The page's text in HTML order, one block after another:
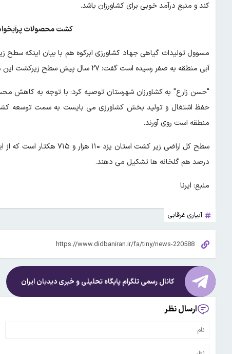
کند و منبع درآمد خوبی برای کشاورزان باشد.
کشت محصولات
مسوول تولیدات گیاهی جهاد کشاورزی ابرکوه هم با بیان اینکه سطح
آبی منطقه به صفر رسیده است گفت: ۲۷ سال پیش سطح زیرکشت این محصول بیش از ۳۰۰ هکتار بود.
"حسن زارع" به کشاورزان شهرستان توصیه کرد: با توجه به کاهش
حفظ اشتغال و تولید بخش کشاورزی می بایست به سمت توسعه
منطقه است روی آورند.
درصد هم گلخانه ها تشکیل می دهند.
منبع: ایرنا
آبیاری غرقابی
کانال رسمی تلگرام پایگاه تحلیلی و خبریدیدبان ایران
ارسال نظر